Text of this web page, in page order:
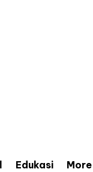
Edukasi More